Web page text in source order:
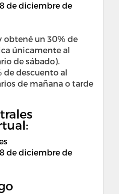
de diciembre de
obtené un 30% de
únicamente al
de sábado).
de descuento al
de mañana o tarde
de diciembre de